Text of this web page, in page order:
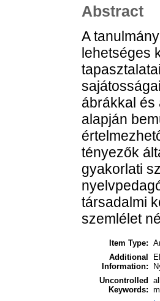
Abstract
A
lehetséges
ábrákkal és
alapján
tényezők
gyakorlati
társadalmi
szemlélet
Item Type:
Additional
Information:
Uncontrolled
Keywords: